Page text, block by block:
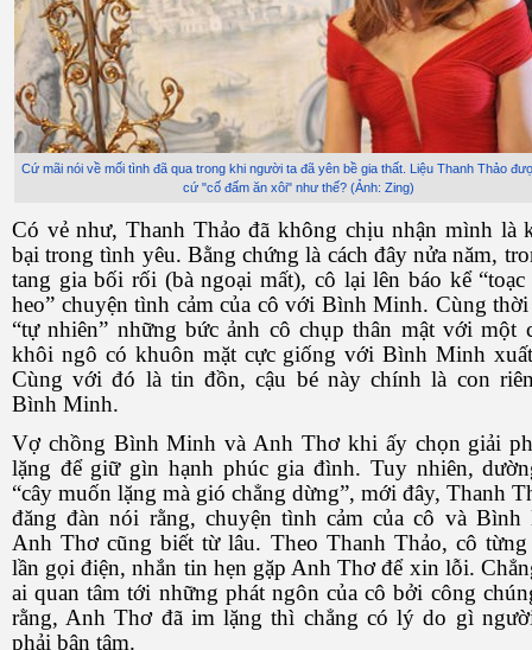
Cứ mãi nói về mối tình đã qua trong khi người ta đã yên bề gia thất. Liệu Thanh Thảo
cứ "cố đấm ăn xôi" như thế? (Ảnh: Zing)
Có vẻ như, Thanh Thảo đã không chịu nhận mình là
bại trong tình yêu. Bằng chứng là cách đây nửa năm,
tang gia bối rối (bà ngoại mất), cô lại lên báo kể “toạc
heo” chuyện tình cảm của cô với Bình Minh. Cùng
“tự nhiên” những bức ảnh cô chụp thân mật với một
khôi ngô có khuôn mặt cực giống với Bình Minh
Cùng với đó là tin đồn, cậu bé này chính là con
Bình Minh.
Vợ chồng Bình Minh và Anh Thơ khi ấy chọn giải
lặng để giữ gìn hạnh phúc gia đình. Tuy nhiên,
“cây muốn lặng mà gió chẳng dừng”, mới đây, Thanh
đăng đàn nói rằng, chuyện tình cảm của cô và Bình
Anh Thơ cũng biết từ lâu. Theo Thanh Thảo, cô từng
lần gọi điện, nhắn tin hẹn gặp Anh Thơ để xin lỗi.
ai quan tâm tới những phát ngôn của cô bởi công
rằng, Anh Thơ đã im lặng thì chẳng có lý do gì
phải bận tâm.